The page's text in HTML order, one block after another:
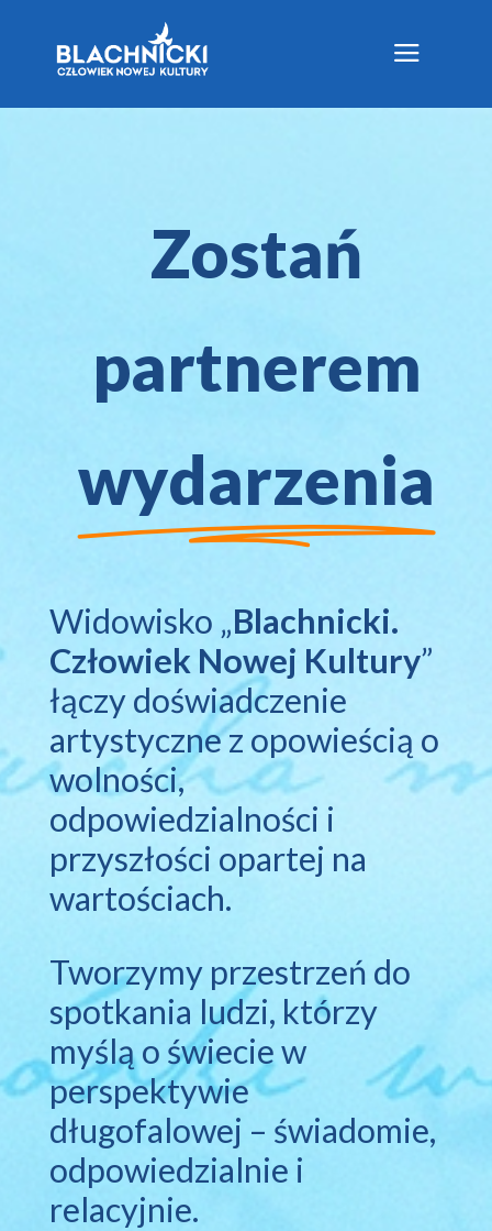
a
Zostań
partnerem
wydarzenia
Widowisko „Blachnicki.
Człowiek Nowej Kultury”
łączy doświadczenie
artystyczne z opowieścią o
wolności,
odpowiedzialności i
przyszłości opartej na
wartościach.
Tworzymy przestrzeń do
spotkania ludzi, którzy
myślą o świecie w
perspektywie
długofalowej – świadomie,
odpowiedzialnie i
relacyjnie.